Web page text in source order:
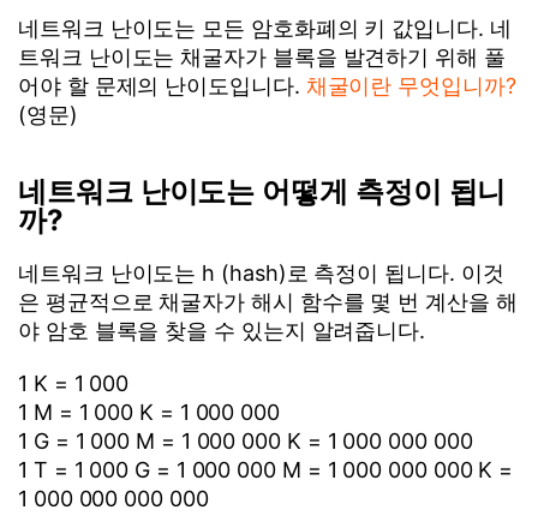
네트워크 난이도는 모든 암호화폐의 키 값입니다. 네
트워크 난이도는 채굴자가 블록을 발견하기 위해 풀
어야 할 문제의 난이도입니다. 채굴이란 무엇입니까?
(영문)
네트워크 난이도는 어떻게 측정이 됩니
까?
네트워크 난이도는 h (hash)로 측정이 됩니다. 이것
은 평균적으로 채굴자가 해시 함수를 몇 번 계산을 해
야 암호 블록을 찾을 수 있는지 알려줍니다.
1 K = 1 000
1 M = 1 000 K = 1 000 000
1 G = 1 000 M = 1 000 000 K = 1 000 000 000
1 T = 1 000 G = 1 000 000 M = 1 000 000 000 K =
1 000 000 000 000